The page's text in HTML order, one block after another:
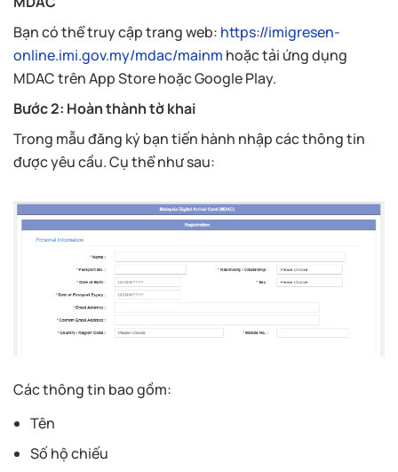
Bạn có thể truy cập trang web: https://imigresen-
online.imi.gov.my/mdac/mainm hoặc tải ứng dụng
MDAC trên App Store hoặc Google Play.
Bước 2: Hoàn thành tờ khai
Trong mẫu đăng ký bạn tiến hành nhập các thông tin
được yêu cầu. Cụ thể như sau:
Các thông tin bao gồm:
Tên
Số hộ chiếu